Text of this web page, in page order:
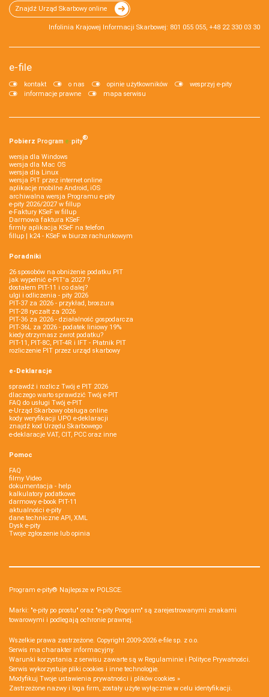
Znajdź Urząd Skarbowy online
Infolinia Krajowej Informacji Skarbowej: 801 055 055, +48 22 330 03 30
e-file
kontakt o nas opinie użytkowników
wesprzyj e-pity
informacje prawne
mapa serwisu
Pobierz Program e‑pity®
wersja dla Windows
wersja dla Mac OS
wersja dla Linux
wersja PIT przez internet online
aplikacje mobilne Android, iOS
archiwalna wersja Programu e-pity
e-pity 2026/2027 w fillup
e‑Faktury KSeF w fillup
Darmowa faktura KSeF
firmly aplikacja KSeF na telefon
fillup | k24 - KSeF w biurze rachunkowym
Poradniki
26 sposobów na obniżenie podatku PIT
jak wypełnić e-PIT'a 2027 ?
dostałem PIT-11 i co dalej?
ulgi i odliczenia - pity 2026
PIT-37 za 2026 - przykład, broszura
PIT-28 ryczałt za 2026
PIT-36 za 2026 - działalność gospodarcza
PIT-36L za 2026 - podatek liniowy 19%
kiedy otrzymasz zwrot podatku?
PIT-11, PIT-8C, PIT-4R i IFT - Płatnik PIT
rozliczenie PIT przez urząd skarbowy
e-Deklaracje
sprawdź i rozlicz Twój e PIT 2026
dlaczego warto sprawdzić Twój e-PIT
FAQ do usługi Twój e-PIT
e-Urząd Skarbowy obsługa online
kody weryfikacji UPO e-deklaracji
znajdź kod Urzędu Skarbowego
e-deklaracje VAT, CIT, PCC oraz inne
Pomoc
FAQ
filmy Video
dokumentacja - help
kalkulatory podatkowe
darmowy e-book PIT-11
aktualności e-pity
dane techniczne API, XML
Dysk e-pity
Twoje zgłoszenie lub opinia
Program e-pity® Najlepsze w POLSCE.
Marki: "e-pity po prostu" oraz "e-pity Program" są zarejestrowanymi znakami
towarowymi i podlegają ochronie prawnej.
Wszelkie prawa zastrzeżone. Copyright 2009-2026 e-file sp. z o.o.
Serwis ma charakter informacyjny.
Warunki korzystania z serwisu zawarte są w Regulaminie i Polityce Prywatności.
Serwis wykorzystuje pliki cookies i inne technologie.
Modyfikuj Twoje ustawienia prywatności i plików cookies »
Zastrzeżone nazwy i loga firm, zostały użyte wyłącznie w celu identyfikacji.